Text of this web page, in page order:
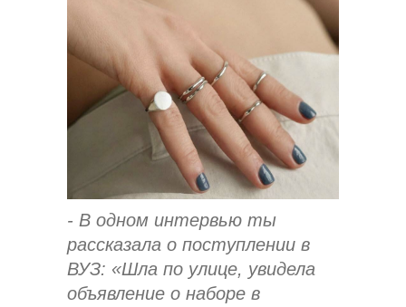
- В одном интервью ты
рассказала о поступлении в
ВУЗ: «Шла по улице, увидела
объявление о наборе в